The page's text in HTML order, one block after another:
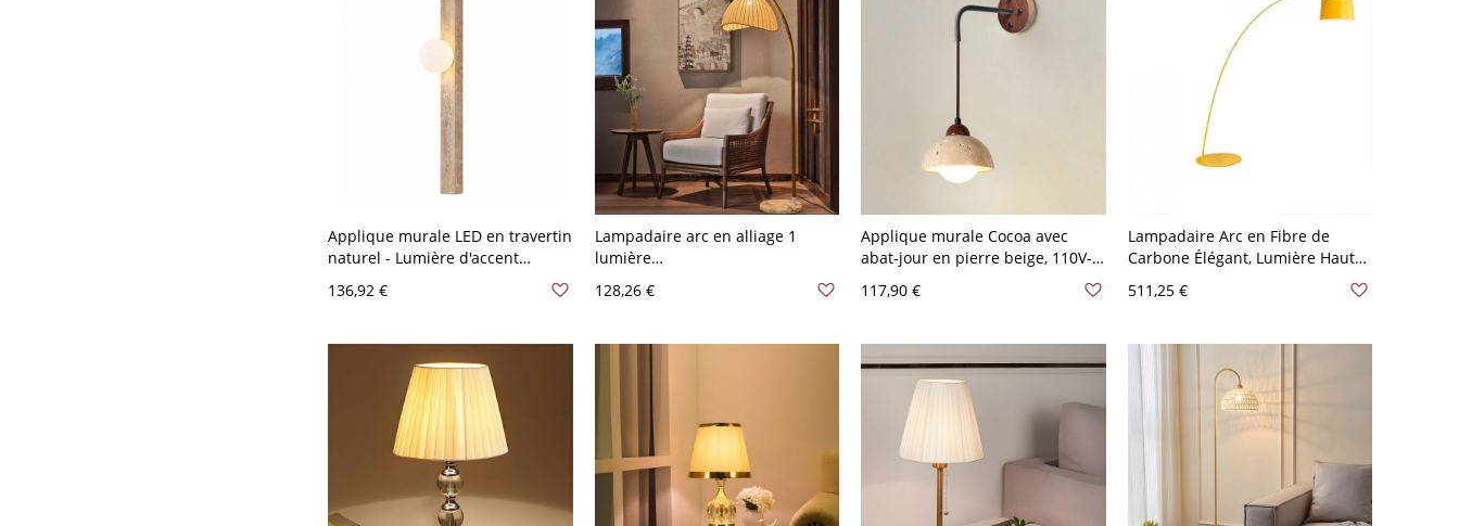
Applique murale LED en travertin
naturel - Lumière d'accent
moderne organique - 110 V-120 V
60,96 cm Sphère
136,92 €
Lampadaire arc en alliage 1
lumière
LED/incandescente/fluorescente
avec abat-jour en tissu pour
128,26 €
Applique murale Cocoa avec
abat-jour en pierre beige, 110V-
117,90 €
Lampadaire Arc en Fibre de
Carbone Élégant, Lumière Haute
511,25 €